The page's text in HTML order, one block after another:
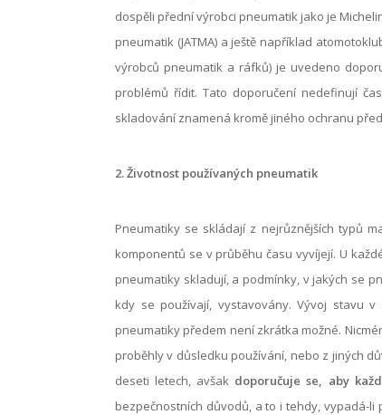
dospěli přední výrobci pneumatik jako je
pneumatik (JATMA) a ještě například
výrobců pneumatik a ráfků) je uvedeno
problémů řídit. Tato doporučení nedefinují
skladování znamená kromě jiného ochranu
2. Životnost používaných pneumatik
Pneumatiky se skládají z nejrůznějších typů
komponentů se v průběhu času vyvíjejí. U
pneumatiky skladují, a podmínky, v jakých se
kdy se používají, vystavovány. Vývoj stavu
pneumatiky předem není zkrátka možné.
proběhly v důsledku používání, nebo z jiných
deseti letech, avšak doporučuje se, aby
bezpečnostních důvodů, a to i tehdy, vypadá-